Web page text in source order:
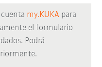
my.KUKA para
el formulario
Podrá